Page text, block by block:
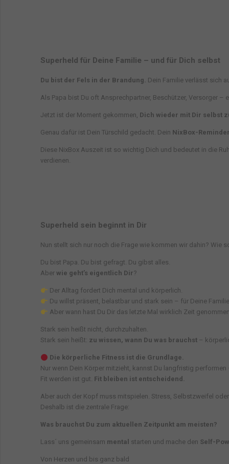
Superheld für Deine Familie – und für Dich selbst
Du bist der Fels in der Brandung. Dein Familie verlässt sich
Als Papa bist Du oft Ansprechpartner, Beschützer, Versorger
Jetzt ist der Moment gekommen, Dich wieder mit Dir selbst
Genau dafür ist Dein Türschild gedacht. Dein NixBox-
Diese NixBox Auszeit ist so wichtig Dich und bedeutet in die
verdienen.
Superheld sein beginnt in Dir
Nun stellt sich nur noch die Frage wie kommen wir dahin? Wie
Du bist Papa. Du bist gefragt. Du gibst alles.
Aber wie geht’s eigentlich Dir?
Der Alltag fordert Dich mental und körperlich.
Du willst präsent, belastbar und stark sein – für Deine
Aber wann hast Du Dir das letzte Mal wirklich Zeit
Stark sein heißt nicht, durchzuhalten.
Stark sein heißt: zu wissen, wann Du was brauchst –
Die körperliche Fitness ist die Grundlage.
Nur wenn Dein Körper mitzieht, kannst Du langfristig performen
Fit werden ist gut. Fit bleiben ist entscheidend.
Aber auch der Kopf muss mitspielen. Stress, Selbstzweifel
Deshalb ist die zentrale Frage:
Was brauchst Du zum aktuellen Zeitpunkt am meisten?
Lass´ uns gemeinsam mental starten und mache den Self-
Von Herzen und bis ganz bald